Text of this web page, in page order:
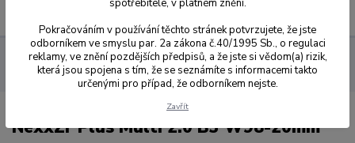
Sagemax zirkonové disky NexxZr+ Multi 2.0
W-98 Ø 98,5
mm s odskokem
20 mm NexxZr Plus Multi 2.0 B3 W98-20mm
NexxZr Plus Multi 2.0 B3 W98-20mm
Pokračováním v používání těchto stránek potvrzujete, že jste
odborníkem ve smyslu par. 2a zákona č.40/1995 Sb., o regulaci
reklamy, ve znění pozdějších předpisů, a že jste si vědom(a) rizik,
která jsou spojena s tím, že se seznámíte s informacemi takto
určenými pro případ, že odborníkem nejste.
Zavřít